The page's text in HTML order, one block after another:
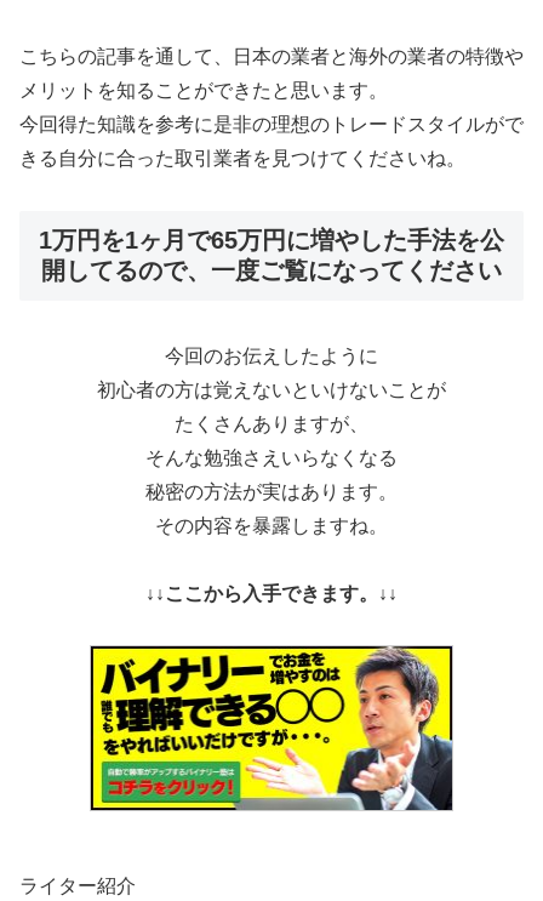
こちらの記事を通して、日本の業者と海外の業者の特徴や
メリットを知ることができたと思います。
今回得た知識を参考に是非の理想のトレードスタイルがで
きる自分に合った取引業者を見つけてくださいね。
1万円を1ヶ月で65万円に増やした手法を公
開してるので、一度ご覧になってください
今回のお伝えしたように
初心者の方は覚えないといけないことが
たくさんありますが、
そんな勉強さえいらなくなる
秘密の方法が実はあります。
その内容を暴露しますね。
↓↓ここから入手できます。↓↓
ライター紹介